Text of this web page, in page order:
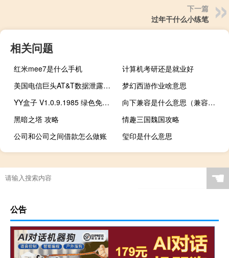
下一篇
过年干什么小练笔
相关问题
红米mee7是什么手机
计算机考研还是就业好
美国电信巨头AT&T数据泄露：涉及数百万用户信息
梦幻西游作业啥意思
YY盒子 V1.0.9.1985 绿色免费版（YY盒子 V1.0.9.1985 绿色免费版功能简介）
向下兼容是什么意思（兼容是什么意思）
黑暗之塔 攻略
情趣三国魏国攻略
公司和公司之间借款怎么做账
玺印是什么意思
☚
公告